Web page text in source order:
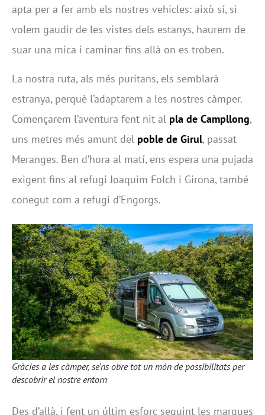
apta per a fer amb els nostres vehicles: això sí, si
volem gaudir de les vistes dels estanys, haurem de
suar una mica i caminar fins allà on es troben.
La nostra ruta, als més puritans, els semblarà
estranya, perquè l’adaptarem a les nostres càmper.
Començarem l’aventura fent nit al pla de Campllong,
uns metres més amunt del poble de Girul, passat
Meranges. Ben d’hora al matí, ens espera una pujada
exigent fins al refugi Joaquim Folch i Girona, també
conegut com a refugi d’Engorgs.
Gràcies a les càmper, se’ns obre tot un món de possibilitats per
descobrir el nostre entorn
Des d’allà, i fent un últim esforç seguint les marques